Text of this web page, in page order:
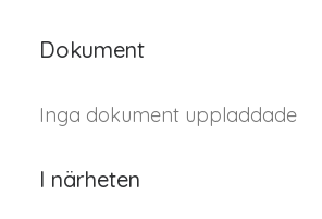
Dokument
Inga dokument uppladdade
I närheten